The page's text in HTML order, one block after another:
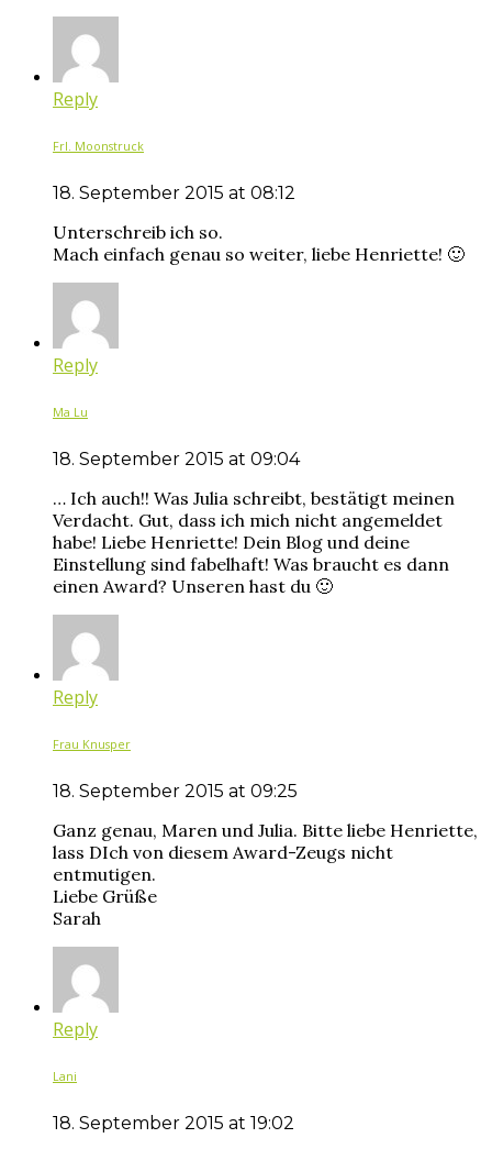
Reply
Frl. Moonstruck
18. September 2015 at 08:12
Unterschreib ich so.
Mach einfach genau so weiter, liebe Henriette! 🙂
Reply
Ma Lu
18. September 2015 at 09:04
… Ich auch!! Was Julia schreibt, bestätigt meinen
Verdacht. Gut, dass ich mich nicht angemeldet
habe! Liebe Henriette! Dein Blog und deine
Einstellung sind fabelhaft! Was braucht es dann
einen Award? Unseren hast du 🙂
Reply
Frau Knusper
18. September 2015 at 09:25
Ganz genau, Maren und Julia. Bitte liebe Henriette,
lass DIch von diesem Award-Zeugs nicht
entmutigen.
Liebe Grüße
Sarah
Reply
Lani
18. September 2015 at 19:02